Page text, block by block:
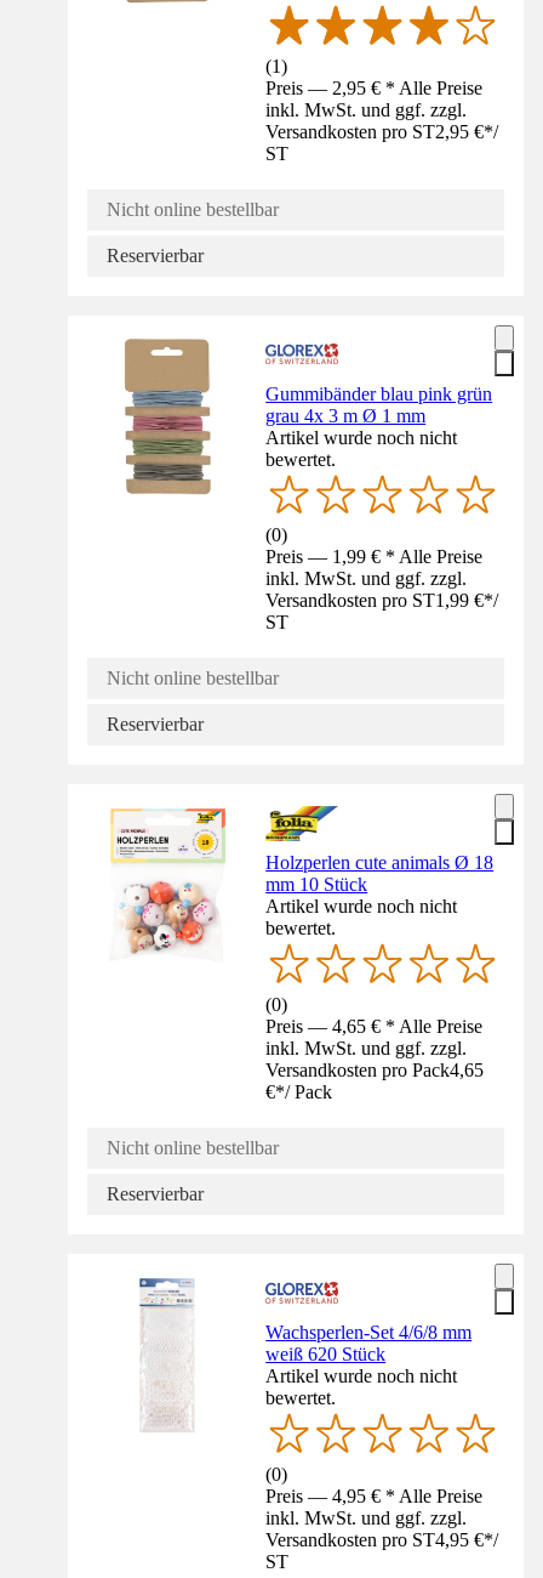
(1)
Preis — 2,95 € * Alle Preise
inkl. MwSt. und ggf. zzgl.
Versandkosten pro ST2,95 €*/
ST
Nicht online bestellbar
Reservierbar
Gummibänder blau pink grün
grau 4x 3 m Ø 1 mm
Artikel wurde noch nicht
bewertet.
(0)
Preis — 1,99 € * Alle Preise
inkl. MwSt. und ggf. zzgl.
Versandkosten pro ST1,99 €*/
ST
Nicht online bestellbar
Reservierbar
Holzperlen cute animals Ø 18
mm 10 Stück
Artikel wurde noch nicht
bewertet.
(0)
Preis — 4,65 € * Alle Preise
inkl. MwSt. und ggf. zzgl.
Versandkosten pro Pack4,65
€*/ Pack
Nicht online bestellbar
Reservierbar
Wachsperlen-Set 4/6/8 mm
weiß 620 Stück
Artikel wurde noch nicht
bewertet.
(0)
Preis — 4,95 € * Alle Preise
inkl. MwSt. und ggf. zzgl.
Versandkosten pro ST4,95 €*/
ST